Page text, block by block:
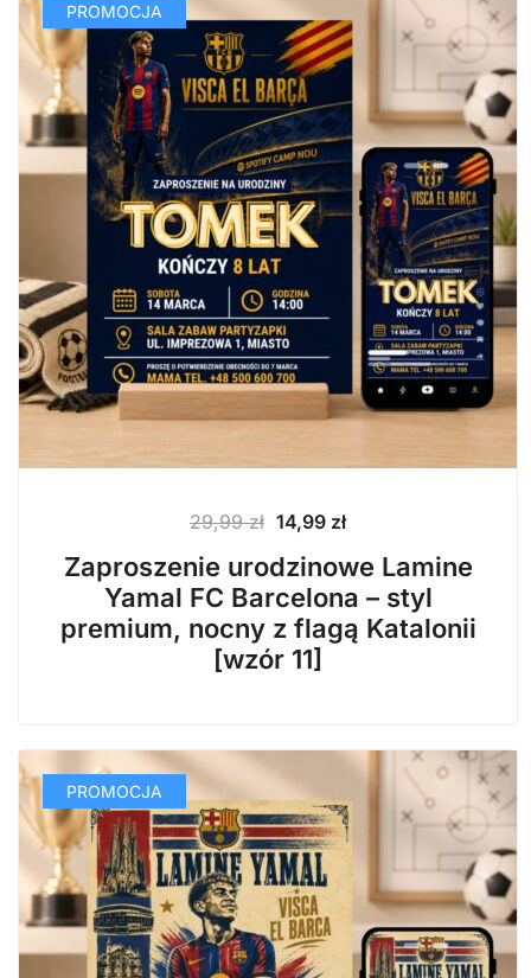
PROMOCJA
29,99zł Pierwotna
cena
wynosiła:
29,99 zł.
14,99 złAktualna
cena
wynosi:
14,99 zł.
Zaproszenie urodzinowe Lamine
Yamal FC Barcelona – styl
premium, nocny z flagą Katalonii
[wzór 11]
PROMOCJA